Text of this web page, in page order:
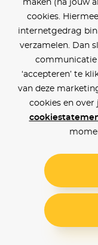
maken (na jouw
cookies.
internetgedrag
verzamelen. Dan
communicatie
‘accepteren’ te
van deze
cookies en over